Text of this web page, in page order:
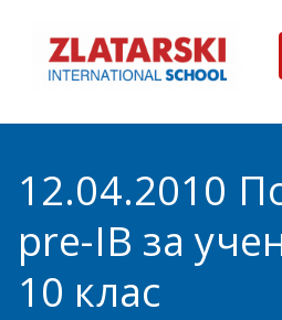
content
12.04.2010
pre-IB за
10 клас